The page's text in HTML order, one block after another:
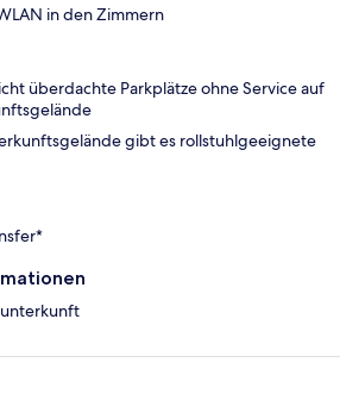
in den Zimmern
überdachte Parkplätze ohne Service auf
gibt es rollstuhlgeeignete